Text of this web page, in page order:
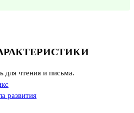
для чтения и письма.
развития